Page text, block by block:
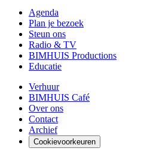
Agenda
Plan je bezoek
Steun ons
Radio & TV
BIMHUIS Productions
Educatie
Verhuur
BIMHUIS Café
Over ons
Contact
Archief
Cookievoorkeuren